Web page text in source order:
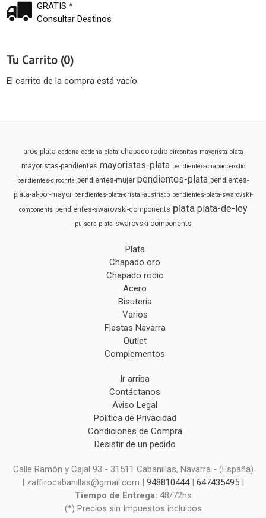
GRATIS *
Consultar Destinos
Tu Carrito (0)
El carrito de la compra está vacío
aros-plata cadena cadena-plata chapado-rodio circonitas mayorista-plata
mayoristas-pendientes mayoristas-plata pendientes-chapado-rodio
pendientes-circonita pendientes-mujer pendientes-plata pendientes-
plata-al-por-mayor pendientes-plata-cristal-austriaco pendientes-plata-swarovski-
components pendientes-swarovski-components plata plata-de-ley
pulsera-plata swarovski-components
Plata
Chapado oro
Chapado rodio
Acero
Bisutería
Varios
Fiestas Navarra
Outlet
Complementos
Ir arriba
Contáctanos
Aviso Legal
Política de Privacidad
Condiciones de Compra
Desistir de un pedido
Calle Ramón y Cajal 93 - 31511 Cabanillas, Navarra - (España)
| zaffirocabanillas@gmail.com | 948810444| 647435495 |
Tiempo de Entrega: 48/72hs
(*) Precios sin Impuestos incluidos